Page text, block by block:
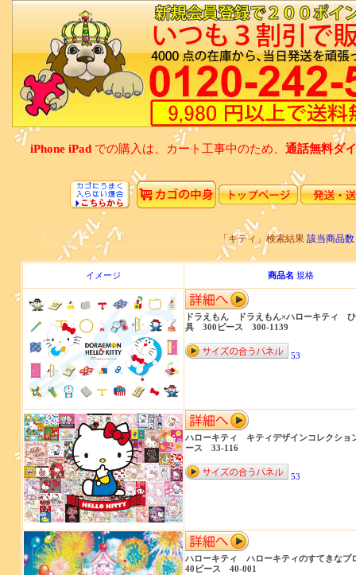
iPhone iPad での購入は、カート工事中のため、 通話無料ダ
「キティ」検索結果 該当商品数
イメージ 商品名 規格
ドラえもん ドラえもん×ハローキティ
具 300ピース 300-1139
53
ハローキティ キティデザインコレクシ
ース 33-116
53
ハローキティ ハローキティのすてきな
40ピース 40-001